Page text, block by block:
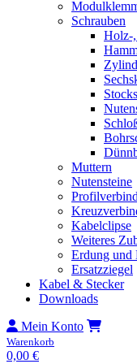
Schrauben
Holz-,
Muttern
Nutensteine
Kabelclipse
Weiteres
Erdung und
Ersatzziegel
Kabel & Stecker
Downloads
Mein Konto
Warenkorb
0,00 €